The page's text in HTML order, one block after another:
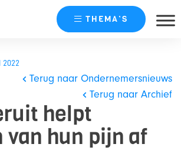
THEMA’S
Terug naar Ondernemersnieuws
Terug naar Archief
helpt
van hun pijn af